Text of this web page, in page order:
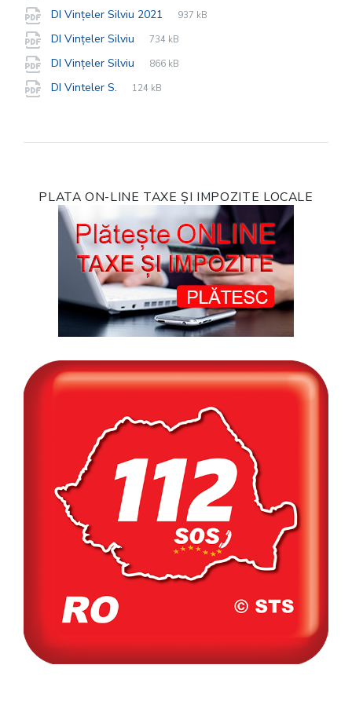
DI Vințeler Silviu 2021
File
pdf
File
937 kB
DI Vințeler Silviu
File
pdf
File
734 kB
DI Vințeler Silviu
File
pdf
File
866 kB
DI Vinteler S.
File
pdf
File
124 kB
PLATA ON-LINE TAXE ȘI IMPOZITE LOCALE